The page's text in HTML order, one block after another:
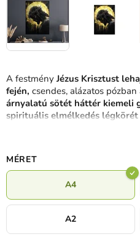
A festmény Jézus Krisztust
fején, csendes, alázatos
árnyalatú sötét háttér kiemeli
spirituális elmélkedés
MÉRET
A4
A2